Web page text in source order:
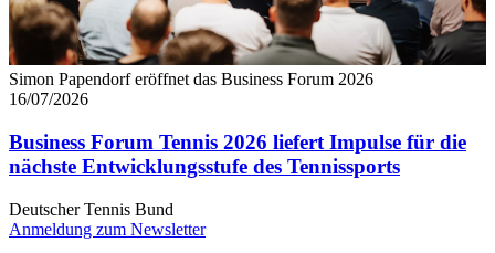
Simon Papendorf eröffnet das Business Forum 2026
16/07/2026
Business Forum Tennis 2026 liefert Impulse für die
nächste Entwicklungsstufe des Tennissports
Deutscher Tennis Bund
Anmeldung zum Newsletter